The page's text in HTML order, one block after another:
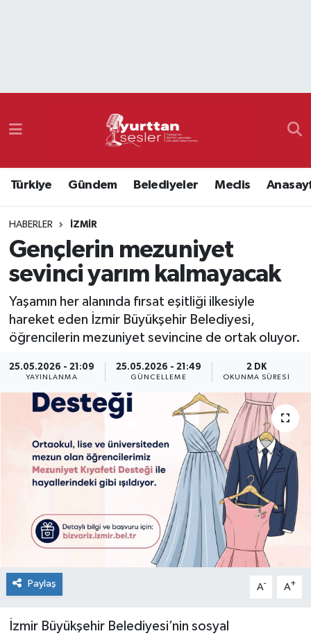
Türkiye Gündem Belediyeler Meclis
HABERLER İZMIR
Gençlerin mezuniyet
sevinci yarım kalmayacak
Yaşamın her alanında fırsat eşitliği ilkesiyle
hareket eden İzmir Büyükşehir Belediyesi,
öğrencilerin mezuniyet sevincine de ortak oluyor.
25.05.2026 - 21:09
YAYINLANMA
25.05.2026 - 21:49
GÜNCELLEME
2 DK
OKUNMA SÜRESI
Paylaş A- A+
İzmir Büyükşehir Belediyesi’nin sosyal
Namaz Vakitleri
Süper Lig Puan Durumu ve Fikstür
Tüm Manşetler
Son Dakika Haberleri
Haber Arşivi